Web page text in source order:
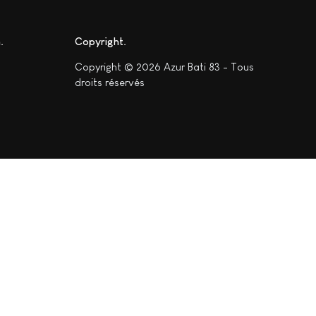
Copyright
Copyright © 2026 Azur Bati 83 - Tous
droits réservés